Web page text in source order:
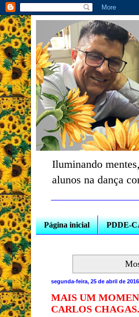
Iluminando
alunos na dança
Página inicial PDDE-
segunda-feira, 25 de abril de 2016
MAIS UM
CARLOS CHAGAS.